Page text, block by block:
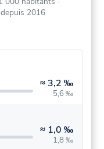
2016
≈ 3,2 ‰
5,6 ‰
≈ 1,0 ‰
1,8 ‰